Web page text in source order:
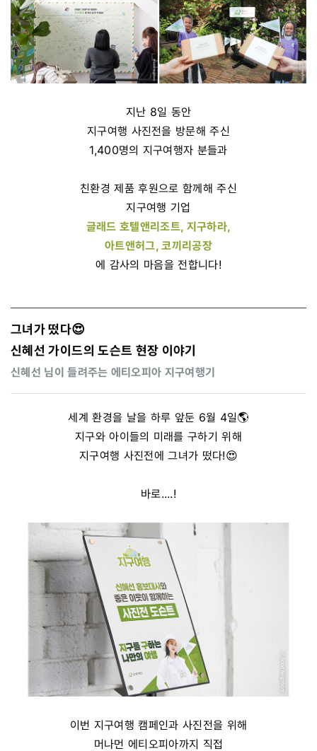
지난 8일 동안
지구여행 사진전을 방문해 주신
1,400명의 지구여행자 분들과
친환경 제품 후원으로 함께해 주신
지구여행 기업
글래드 호텔앤리조트, 지구하라,
아트앤허그, 코끼리공장
에 감사의 마음을 전합니다!
그녀가 떴다😍
신혜선 가이드의 도슨트 현장 이야기
신혜선 님이 들려주는 에티오피아 지구여행기
세계 환경을 날을 하루 앞둔 6월 4일🌎
지구와 아이들의 미래를 구하기 위해
지구여행 사진전에 그녀가 떴다!😍
바로....!
이번 지구여행 캠페인과 사진전을 위해
머나먼 에티오피아까지 직접